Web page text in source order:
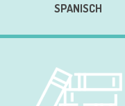
SPANISCH